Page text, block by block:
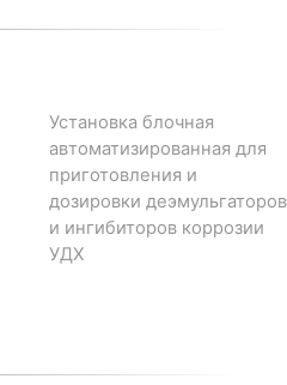
Установка блочная
автоматизированная для
приготовления и
дозировки деэмульгаторов
и ингибиторов коррозии
УДХ